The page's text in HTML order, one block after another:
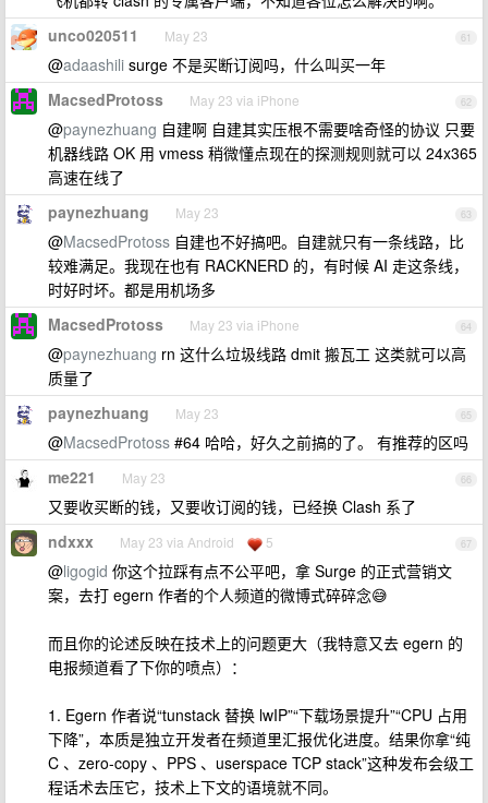
61
unco020511 May 23
@adaashili surge 不是买断订阅吗，什么叫买一年
62
MacsedProtoss May 23 via iPhone
@paynezhuang 自建啊 自建其实压根不需要啥奇怪的协议 只要
机器线路 OK 用 vmess 稍微懂点现在的探测规则就可以 24x365
高速在线了
63
paynezhuang May 23
@MacsedProtoss 自建也不好搞吧。自建就只有一条线路，比
较难满足。我现在也有 RACKNERD 的，有时候 AI 走这条线，
时好时坏。都是用机场多
64
MacsedProtoss May 23 via iPhone
@paynezhuang rn 这什么垃圾线路 dmit 搬瓦工 这类就可以高
质量了
65
paynezhuang May 23
@MacsedProtoss #64 哈哈，好久之前搞的了。 有推荐的区吗
66
me221 May 23
又要收买断的钱，又要收订阅的钱，已经换 Clash 系了
67
ndxxx May 23 via Android 5
@ligogid 你这个拉踩有点不公平吧，拿 Surge 的正式营销文
案，去打 egern 作者的个人频道的微博式碎碎念😅
而且你的论述反映在技术上的问题更大（我特意又去 egern 的
电报频道看了下你的喷点）：
1. Egern 作者说“tunstack 替换 lwIP”“下载场景提升”“CPU 占用
下降”，本质是独立开发者在频道里汇报优化进度。结果你拿“纯
C 、zero-copy 、PPS 、userspace TCP stack”这种发布会级工
程话术去压它，技术上下文的语境就不同。